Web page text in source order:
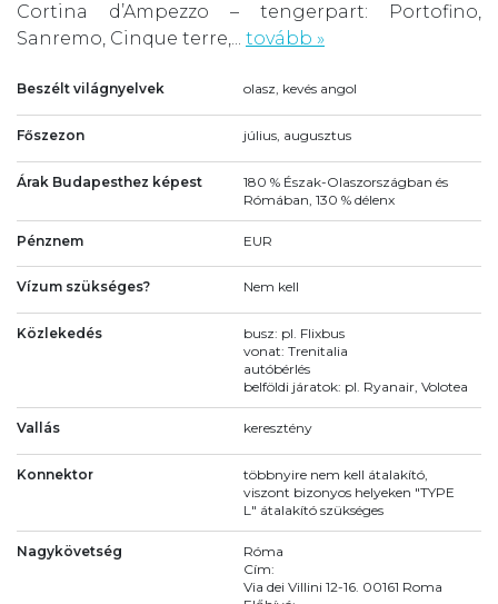
Cortina d’Ampezzo – tengerpart: Portofino,
Sanremo, Cinque terre,... tovább »
Beszélt világnyelvek olasz, kevés angol
Főszezon július, augusztus
Árak Budapesthez képest
180 % Észak-Olaszországban és
Rómában, 130 % délenx
Pénznem EUR
Vízum szükséges? Nem kell
Közlekedés
busz: pl. Flixbus
vonat: Trenitalia
autóbérlés
belföldi járatok: pl. Ryanair, Volotea
Vallás keresztény
Konnektor
többnyire nem kell átalakító,
viszont bizonyos helyeken "TYPE
L" átalakító szükséges
Nagykövetség
Róma
Cím:
Via dei Villini 12-16. 00161 Roma